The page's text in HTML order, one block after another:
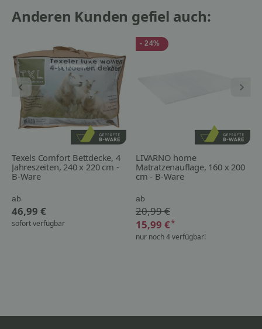
Anderen Kunden gefiel auch:
Texels Comfort Bettdecke, 4
Jahreszeiten, 240 x 220 cm -
B-Ware
ab
46,99 €
sofort verfügbar
- 24%
LIVARNO home
Matratzenauflage, 160 x 200
cm - B-Ware
ab
20,99 €
15,99 €*
nur noch 4 verfügbar!